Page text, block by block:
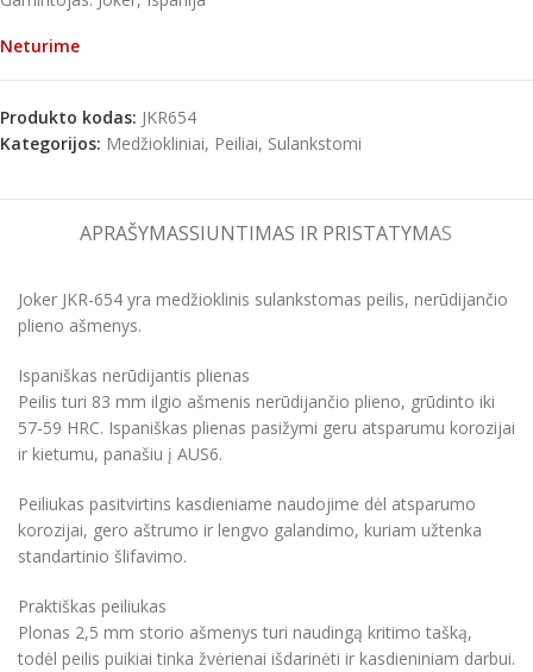
Neturime
Produkto kodas: JKR654
Kategorijos: Medžiokliniai, Peiliai, Sulankstomi
APRAŠYMASSIUNTIMAS IR PRISTATYMAS
Joker JKR-654 yra medžioklinis sulankstomas peilis, nerūdijančio
plieno ašmenys.
Ispaniškas nerūdijantis plienas
Peilis turi 83 mm ilgio ašmenis nerūdijančio plieno, grūdinto iki
57-59 HRC. Ispaniškas plienas pasižymi geru atsparumu korozijai
ir kietumu, panašiu į AUS6.
Peiliukas pasitvirtins kasdieniame naudojime dėl atsparumo
korozijai, gero aštrumo ir lengvo galandimo, kuriam užtenka
standartinio šlifavimo.
Praktiškas peiliukas
Plonas 2,5 mm storio ašmenys turi naudingą kritimo tašką,
todėl peilis puikiai tinka žvėrienai išdarinėti ir kasdieniniam darbui.